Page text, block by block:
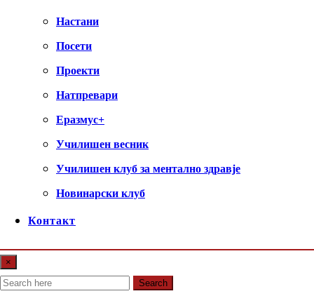
Настани
Посети
Проекти
Натпревари
Еразмус+
Училишен весник
Училишен клуб за ментално здравје
Новинарски клуб
Контакт
×
Search